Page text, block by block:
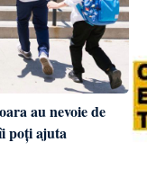
au nevoie de
poți ajuta